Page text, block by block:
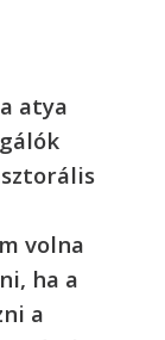
atya
volna
ha a
a